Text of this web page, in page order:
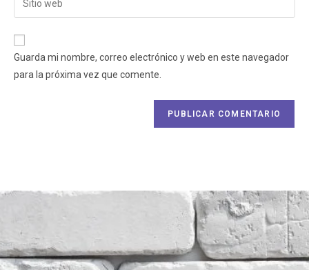
Guarda mi nombre, correo electrónico y web en este navegador
para la próxima vez que comente.